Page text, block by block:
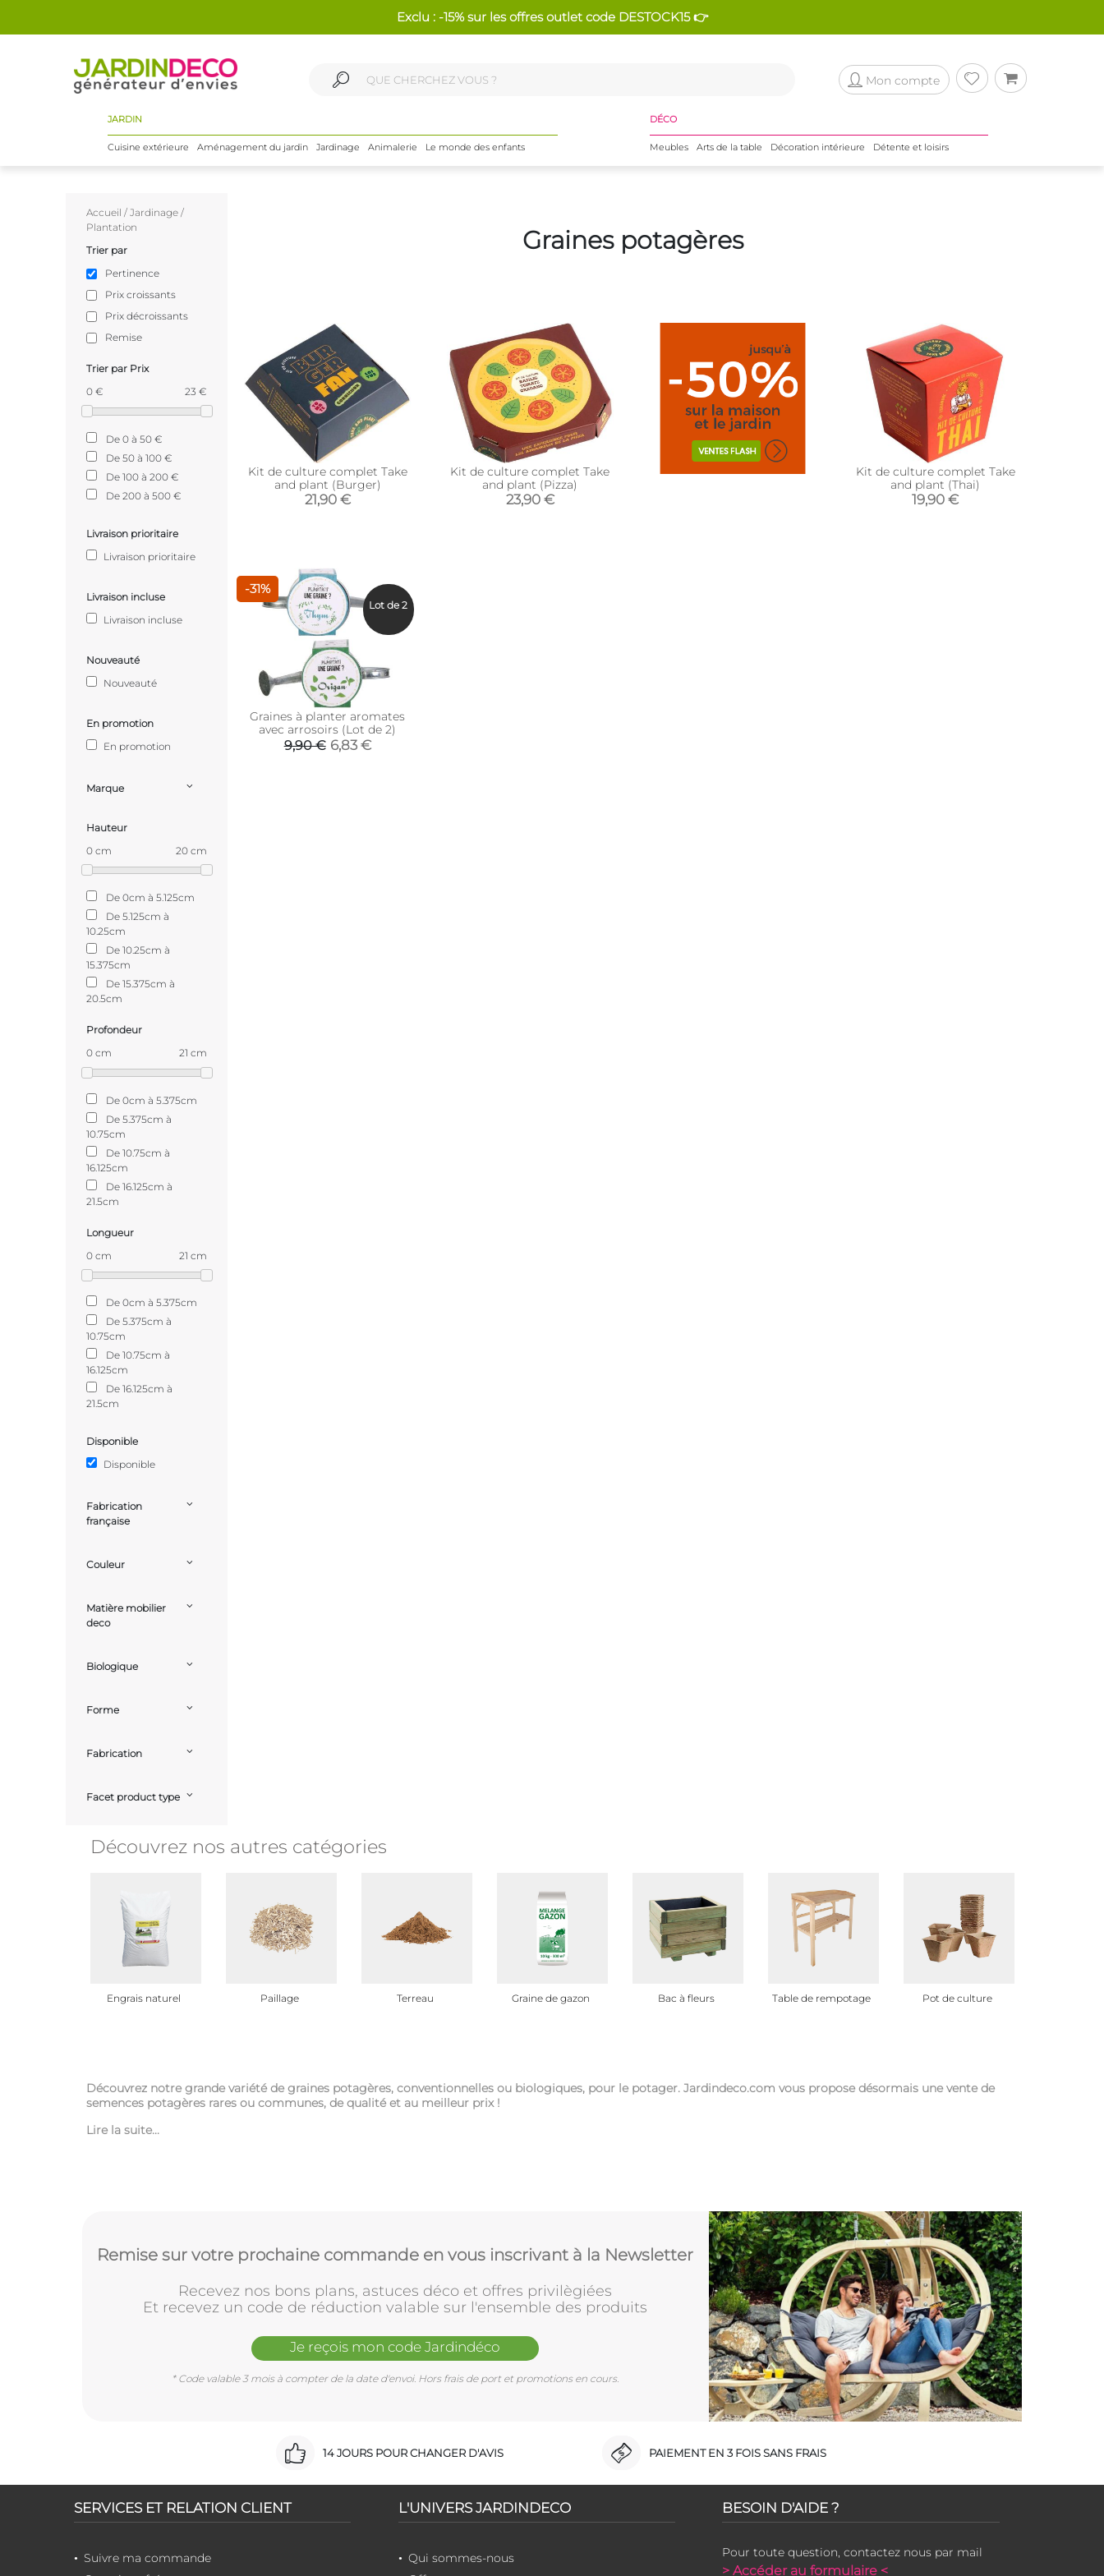
Exclu : -15% sur les offres outlet code DESTOCK15 👉
Mon compte
JARDIN
Cuisine extérieure Aménagement du jardin Jardinage Animalerie Le monde des enfants
DÉCO
Meubles Arts de la table Décoration intérieure Détente et loisirs
Accueil / Jardinage /
Plantation
Trier par
Pertinence
Prix croissants
Prix décroissants
Remise
Trier par Prix
0 €
23 €
De 0 à 50 €
De 50 à 100 €
De 100 à 200 €
De 200 à 500 €
Livraison prioritaire
Livraison prioritaire
Livraison incluse
Livraison incluse
Nouveauté
Nouveauté
En promotion
En promotion
Marque
Hauteur
0 cm
20 cm
De 0cm à 5.125cm
De 5.125cm à
10.25cm
De 10.25cm à
15.375cm
De 15.375cm à
20.5cm
Profondeur
0 cm
21 cm
De 0cm à 5.375cm
De 5.375cm à
10.75cm
De 10.75cm à
16.125cm
De 16.125cm à
21.5cm
Longueur
0 cm
21 cm
De 0cm à 5.375cm
De 5.375cm à
10.75cm
De 10.75cm à
16.125cm
De 16.125cm à
21.5cm
Disponible
Disponible
Fabrication
française
Couleur
Matière mobilier
deco
Biologique
Forme
Fabrication
Facet product type
Graines potagères
Kit de culture complet Take
and plant (Burger)
21,90 €
Kit de culture complet Take
and plant (Pizza)
23,90 €
Kit de culture complet Take
and plant (Thai)
19,90 €
-31%
Graines à planter aromates
avec arrosoirs (Lot de 2)
9,90 € 6,83 €
Lot de 2
Découvrez nos autres catégories
Engrais naturel Paillage Terreau Graine de gazon Bac à fleurs Table de rempotage Pot de culture
Découvrez notre grande variété de graines potagères, conventionnelles ou biologiques, pour le potager. Jardindeco.com vous propose désormais une vente de
semences potagères rares ou communes, de qualité et au meilleur prix !
Lire la suite...
Remise sur votre prochaine commande en vous inscrivant à la Newsletter
Recevez nos bons plans, astuces déco et offres privilègiées
Et recevez un code de réduction valable sur l'ensemble des produits
Je reçois mon code Jardindéco
* Code valable 3 mois à compter de la date d'envoi. Hors frais de port et promotions en cours.
14 JOURS POUR CHANGER D'AVIS PAIEMENT EN 3 FOIS SANS FRAIS
SERVICES ET RELATION CLIENT
Suivre ma commande
L'UNIVERS JARDINDECO
Qui sommes-nous
BESOIN D'AIDE ?
Pour toute question, contactez nous par mail
> Accéder au formulaire <